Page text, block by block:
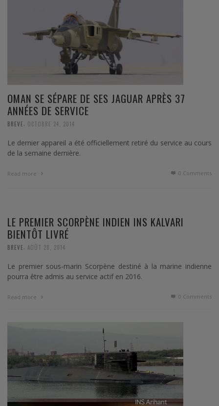
OMAN SE SÉPARE DE SES JAGUAR APRÈS 37
ANNÉES DE SERVICE
BREVE OCTOBRE 24, 2014
Le dernier appareil a été officiellement retiré du service au cours
de la semaine dernière.
Read more 0 Comments
LE PREMIER SCORPÈNE INDIEN INS KALVARI
BIENTÔT LIVRÉ
BREVE AOÛT 28, 2014
Le premier sous-marin Scorpène destiné à la marine indienne
pourra être admis au service actif en 2016.
Read more 0 Comments